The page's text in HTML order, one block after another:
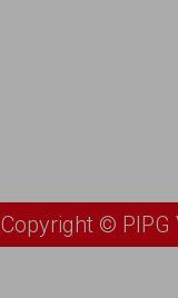
Copyright © PIPG